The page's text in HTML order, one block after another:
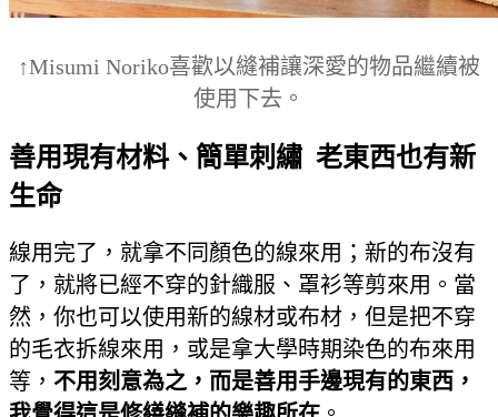
↑Misumi Noriko喜歡以縫補讓深愛的物品繼續被
使用下去。
善用現有材料、簡單刺繡 老東西也有新
生命
線用完了，就拿不同顏色的線來用；新的布沒有
了，就將已經不穿的針織服、罩衫等剪來用。當
然，你也可以使用新的線材或布材，但是把不穿
的毛衣拆線來用，或是拿大學時期染色的布來用
等， 不用刻意為之，而是善用手邊現有的東西，